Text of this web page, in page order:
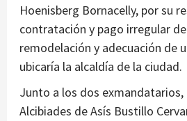
Hoenisberg Bornacelly, por su
contratación y pago irregular
remodelación y adecuación de
ubicaría la alcaldía de la ciudad.
Junto a los dos
Alcibiades de Asís Bustillo